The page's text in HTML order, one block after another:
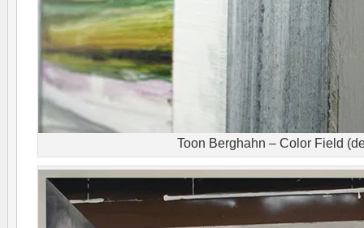
Toon Berghahn – Color Field